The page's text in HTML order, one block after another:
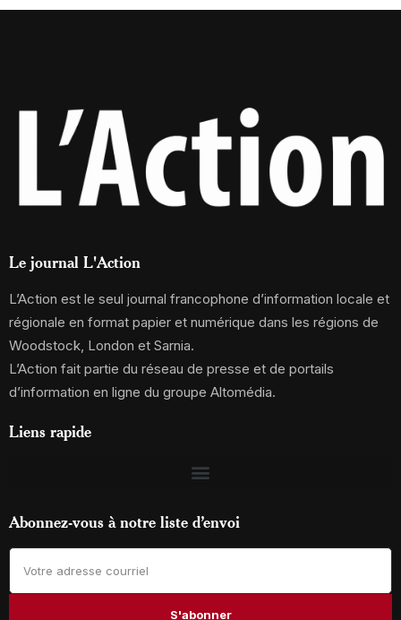
Le journal L'Action
L’Action est le seul journal francophone d’information locale et
régionale en format papier et numérique dans les régions de
Woodstock, London et Sarnia.
L’Action fait partie du réseau de presse et de portails
d’information en ligne du groupe Altomédia.
Liens rapide
Abonnez-vous à notre liste d’envoi